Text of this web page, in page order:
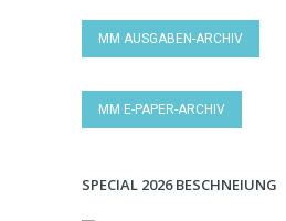
MM AUSGABEN-ARCHIV
MM E-PAPER-ARCHIV
SPECIAL 2026 BESCHNEIUNG